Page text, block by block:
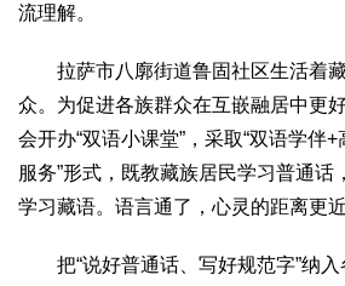
流理解。
拉萨市八廓街道鲁固社区生活着藏
众。为促进各族群众在互嵌融居中更
会开办“双语小课堂”，采取“双语学伴
服务”形式，既教藏族居民学习普通话
学习藏语。语言通了，心灵的距离更近
把“说好普通话、写好规范字”纳入